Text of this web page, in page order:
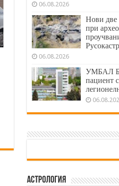
06.08.2026
Нови две
при
06.08.2026
УМБАЛ
пациент
Астрология